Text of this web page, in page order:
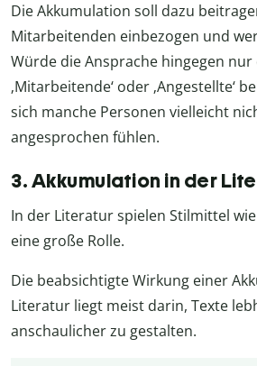
Die Akkumulation soll dazu
Mitarbeitenden einbezogen und
Würde die Ansprache hingegen
‚Mitarbeitende‘ oder ‚Angestellte‘
sich manche Personen vielleicht
angesprochen fühlen.
3. Akkumulation in der
In der Literatur spielen Stilmittel
eine große Rolle.
Die beabsichtigte Wirkung einer
Literatur liegt meist darin, Texte
anschaulicher zu gestalten.